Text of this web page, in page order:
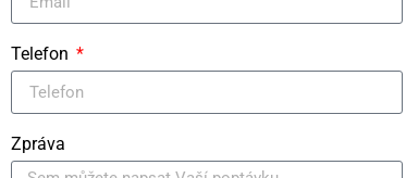
Telefon
Zpráva